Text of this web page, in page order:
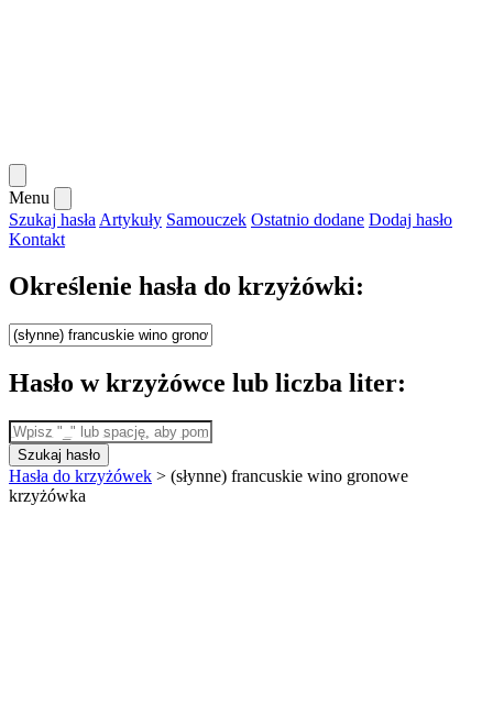
Menu
Szukaj hasła Artykuły Samouczek Ostatnio dodane Dodaj hasło
Kontakt
Określenie hasła do krzyżówki:
Hasło w krzyżówce lub liczba liter:
Szukaj hasło
Hasła do krzyżówek > (słynne) francuskie wino gronowe
krzyżówka